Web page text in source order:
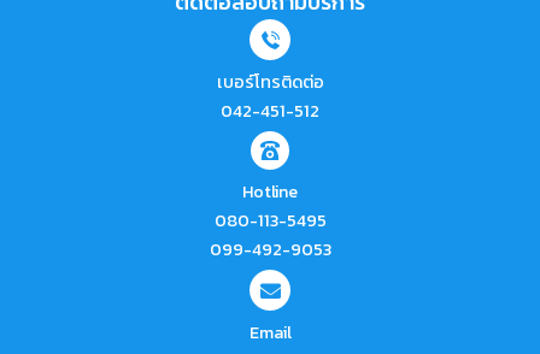
เบอร์โทรติดต่อ
042-451-512
Hotline
080-113-5495
099-492-9053
Email